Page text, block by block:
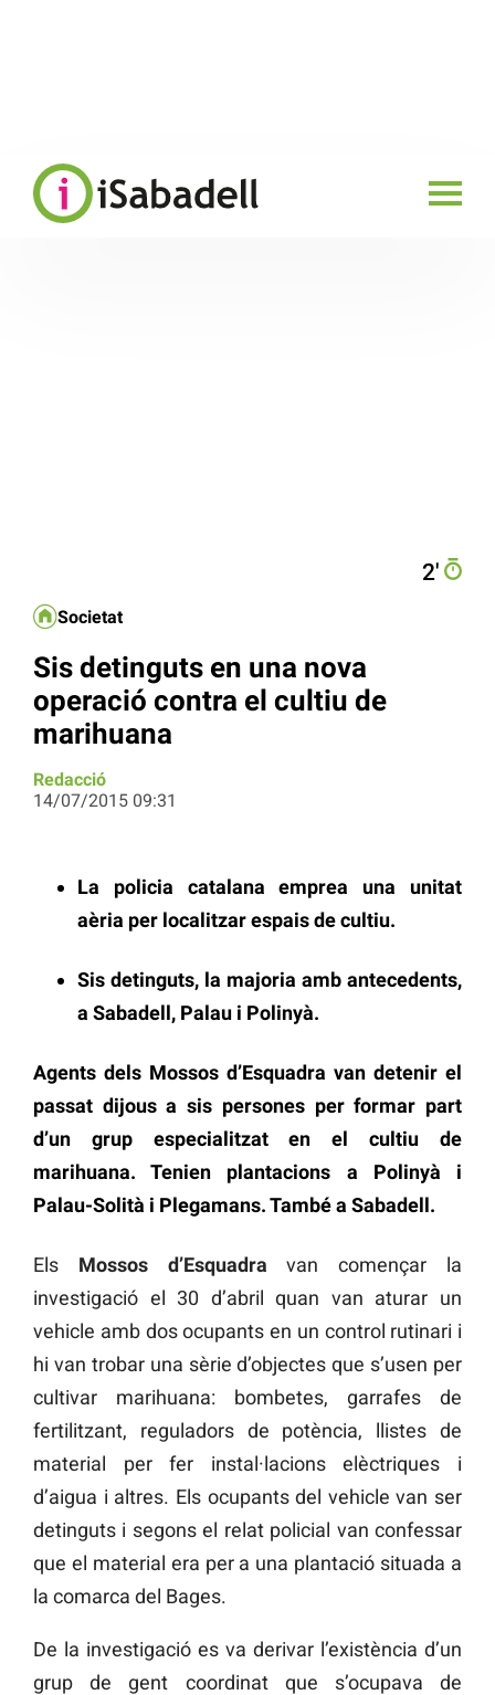
2′
Societat
Sis detinguts en una nova
operació contra el cultiu de
marihuana
Redacció
14/07/2015 09:31
La policia catalana emprea una unitat
aèria per localitzar espais de cultiu.
Sis detinguts, la majoria amb antecedents,
a Sabadell, Palau i Polinyà.
Agents dels Mossos d’Esquadra van detenir el
passat dijous a sis persones per formar part
d’un grup especialitzat en el cultiu de
marihuana. Tenien plantacions a Polinyà i
Palau-Solità i Plegamans. També a Sabadell.
Els Mossos d’Esquadra van començar la
investigació el 30 d’abril quan van aturar un
vehicle amb dos ocupants en un control rutinari i
hi van trobar una sèrie d’objectes que s’usen per
cultivar marihuana: bombetes, garrafes de
fertilitzant, reguladors de potència, llistes de
material per fer instal·lacions elèctriques i
d’aigua i altres. Els ocupants del vehicle van ser
detinguts i segons el relat policial van confessar
que el material era per a una plantació situada a
la comarca del Bages.
De la investigació es va derivar l’existència d’un
grup de gent coordinat que s’ocupava de